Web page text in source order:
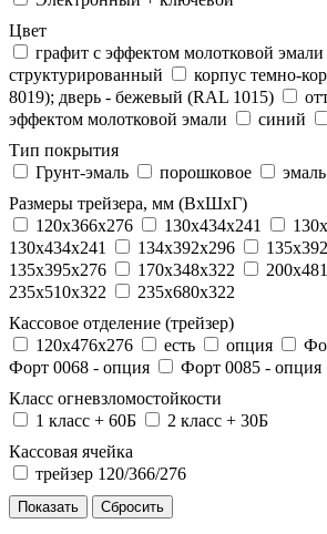
Цвет
графит с эффектом молотковой эмали
структурированный
корпус темно-
8019); дверь - бежевый (RAL 1015)
эффектом молотковой эмали
синий
Тип покрытия
Грунт-эмаль
порошковое
эмаль
Размеры трейзера, мм (ВхШхГ)
120x366x276
130x434x241
130х434х241
134x392x296
135x395x276
170x348x322
235x510x322
235x680x322
Кассовое отделение (трейзер)
120х476х276
есть опция
Форт 0068 - опция
Форт 0085 - опция
Класс огневзломостойкости
1 класс + 60Б
2 класс + 30Б
Кассовая ячейка
трейзер 120/366/276